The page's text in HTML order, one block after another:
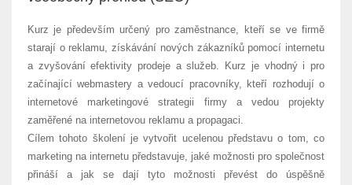
Kurz je především určený pro zaměstnance, kteří se ve firmě
starají o reklamu, získávání nových zákazníků pomocí internetu
a zvyšování efektivity prodeje a služeb. Kurz je vhodný i pro
začínající webmastery a vedoucí pracovníky, kteří rozhodují o
internetové marketingové strategii firmy a vedou projekty
zaměřené na internetovou reklamu a propagaci.
Cílem tohoto školení je vytvořit ucelenou představu o tom, co
marketing na internetu představuje, jaké možnosti pro společnost
přináší a jak se dají tyto možnosti převést do úspěšně